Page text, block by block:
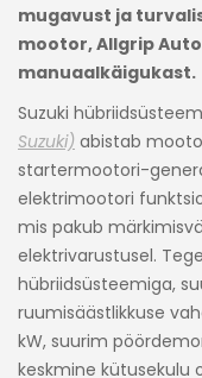
mugavust ja
mootor, Allgrip
manuaalkäigukast.
Suzuki hübriidsüsteem
Suzuki) abistab
startermootori-
elektrimootori
mis pakub
elektrivarustusel.
hübriidsüsteemiga,
ruumisäästlikkuse
kW, suurim
keskmine kütusekulu